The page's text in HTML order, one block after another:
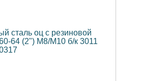
сталь оц с резиновой
64 (2") М8/М10 б/к 3011